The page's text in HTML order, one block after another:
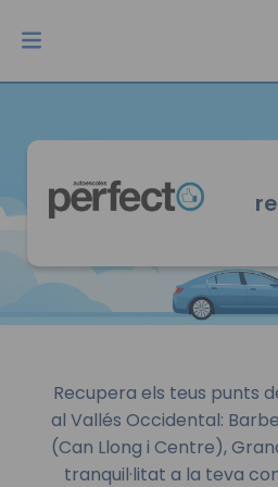
Inici
Accés a
B
A
C
Barberá del Vallès
Sabadell Centro
Treballa amb
Recupera els teus punts
al Vallés Occidental:
(Can Llong i Centre),
tranquil·litat a la teva